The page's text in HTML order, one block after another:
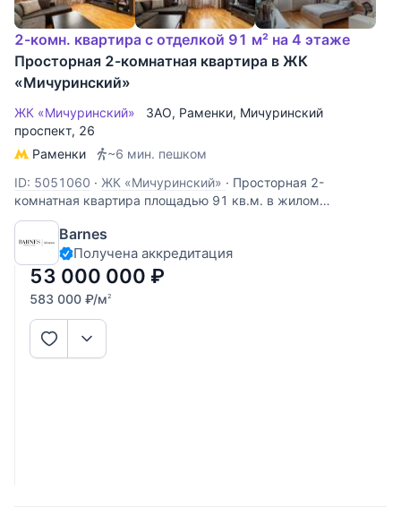
2-комн. квартира с отделкой 91 м² на 4 этаже
Просторная 2-комнатная квартира в ЖК
«Мичуринский»
ЖК «Мичуринский» ЗАО, Раменки, Мичуринский
проспект, 26
Раменки
~6 мин. пешком
ID: 5051060 · ЖК «Мичуринский» · Просторная 2-
комнатная квартира площадью 91 кв.м. в жилом
комплексе «Мичуринский», расположенном в пешей
доступности от МГУ. Квартира с отделкой в современном
стиле. Функциональное планировочное решение: две
комнаты, кухня, гардеробная,
Barnes
Получена аккредитация
53 000 000 ₽
583 000 ₽/м2